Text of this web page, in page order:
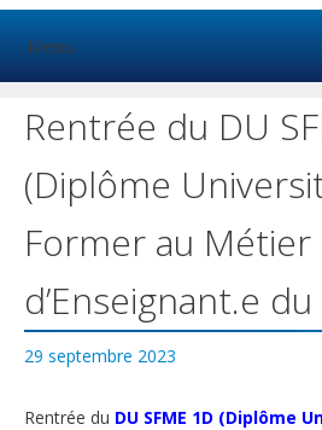
Menu
Rentrée du DU
(Diplôme
Former au Métier
d’Enseignant.e
29 septembre 2023
Rentrée du DU SFME 1D (Diplôme